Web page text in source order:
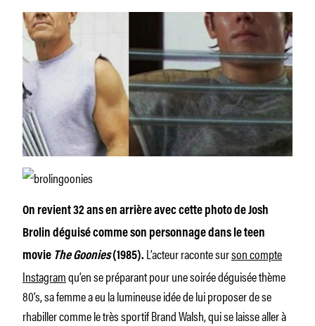
On revient 32 ans en arrière avec cette photo de Josh
Brolin déguisé comme son personnage dans le teen
movie The Goonies(1985). L’acteur raconte surson compte
Instagramqu’en se préparant pour une soirée déguisée thème
80’s, sa femme a eu la lumineuse idée de lui proposer de se
rhabiller comme le très sportif Brand Walsh, qui se laisse aller à